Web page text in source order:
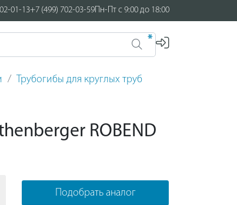
01-13+7 (499) 702-03-59Пн-Пт с 9:00 до 18:00
*
Трубогибы для круглых труб
ROBEND
Подобрать аналог